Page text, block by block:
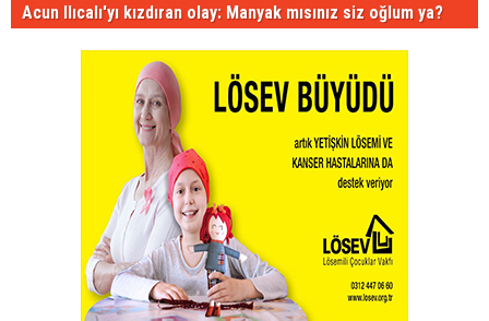
Acun Ilıcalı'yı kızdıran olay: Manyak mısınız siz oğlum ya?